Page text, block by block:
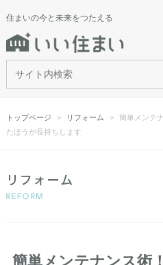
住まいの今と未来をつたえる
トップページ リフォーム
簡単メンテ
たほうが長持ちします
簡単メンテナンス術